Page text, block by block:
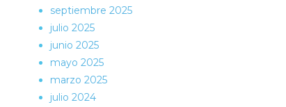
septiembre 2025
julio 2025
junio 2025
mayo 2025
marzo 2025
julio 2024